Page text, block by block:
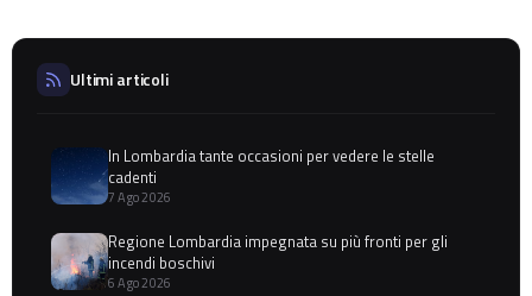
Ultimi articoli
In Lombardia tante occasioni per vedere le stelle
cadenti
7 Ago 2026
Regione Lombardia impegnata su più fronti per gli
incendi boschivi
6 Ago 2026